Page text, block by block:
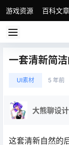
游戏资源 百科文章
一套清新简
UI素材 5 年前
大熊聊设计
这套清新自然的